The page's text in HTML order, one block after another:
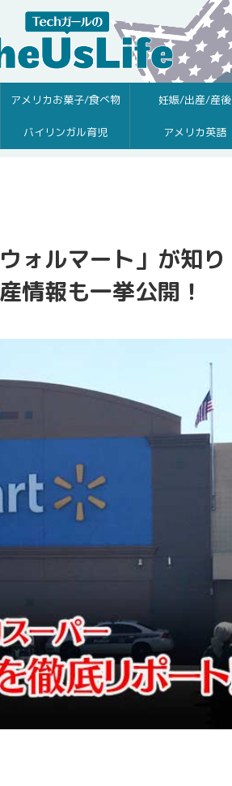
アメリカお菓子/食べ物 妊娠/出産/産後
バイリンガル育児 アメリカ英語
ォルマート」が知り
情報も一挙公開！